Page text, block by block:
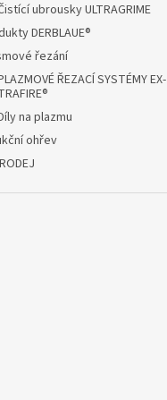
ubrousky ULTRAGRIME
DERBLAUE®
řezání
ŘEZACÍ SYSTÉMY EX-
na plazmu
ohřev